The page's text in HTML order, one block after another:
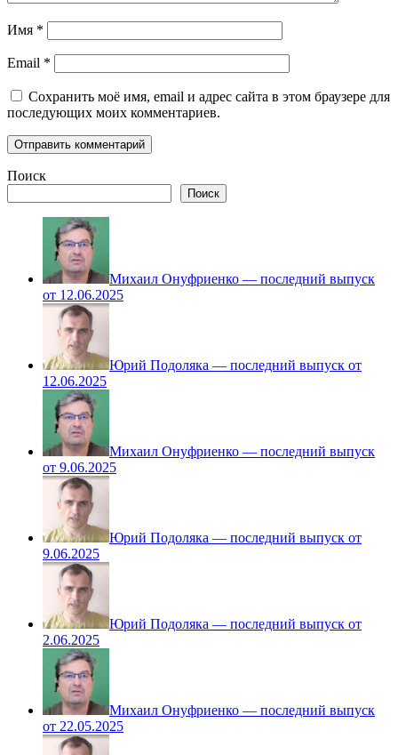
Имя *
Email *
Сохранить моё имя, email и адрес сайта в этом браузере для
последующих моих комментариев.
Поиск
Поиск
Михаил Онуфриенко — последний выпуск
от 12.06.2025
Юрий Подоляка — последний выпуск от
12.06.2025
Михаил Онуфриенко — последний выпуск
от 9.06.2025
Юрий Подоляка — последний выпуск от
9.06.2025
Юрий Подоляка — последний выпуск от
2.06.2025
Михаил Онуфриенко — последний выпуск
от 22.05.2025